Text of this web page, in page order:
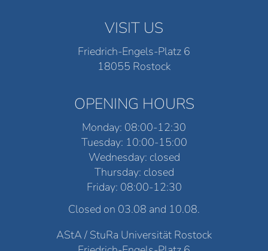
VISIT US
Friedrich-Engels-Platz 6
18055 Rostock
OPENING HOURS
Monday: 08:00-12:30
Tuesday: 10:00-15:00
Wednesday: closed
Thursday: closed
Friday: 08:00-12:30
Closed on 03.08 and 10.08.
AStA / StuRa Universität Rostock